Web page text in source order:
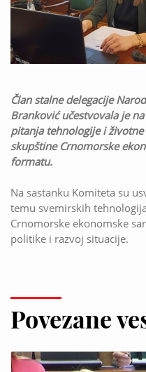
Član stalne delegacije
Branković učestvovala je
pitanja tehnologije i
skupštine Crnomorske
formatu.
Na sastanku Komiteta su
temu svemirskih
Crnomorske ekonomske
politike i razvoj situacije.
Povezane